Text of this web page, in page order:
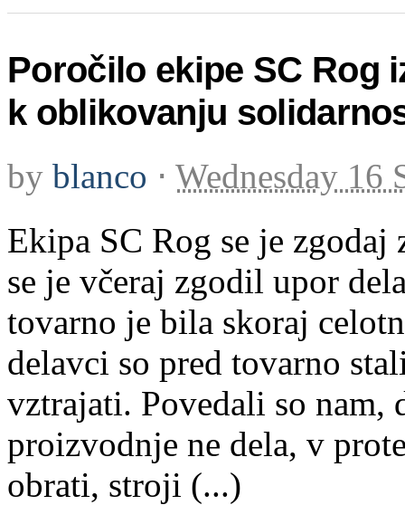
Poročilo ekipe SC Rog
k oblikovanju
by blanco ⋅ Wednesday 16
Ekipa SC Rog se je
se je včeraj zgodil upor
tovarno je bila skoraj
delavci so pred tovarno
vztrajati. Povedali so nam,
proizvodnje ne dela, v
obrati, stroji (...)